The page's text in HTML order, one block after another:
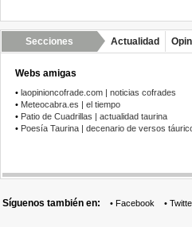
Secciones Actualidad
Webs amigas
• laopinioncofrade.com | noticias cofrades
• Meteocabra.es | el tiempo
• Patio de Cuadrillas | actualidad taurina
• Poesía Taurina | decenario de versos
Síguenos también en: • Facebook •